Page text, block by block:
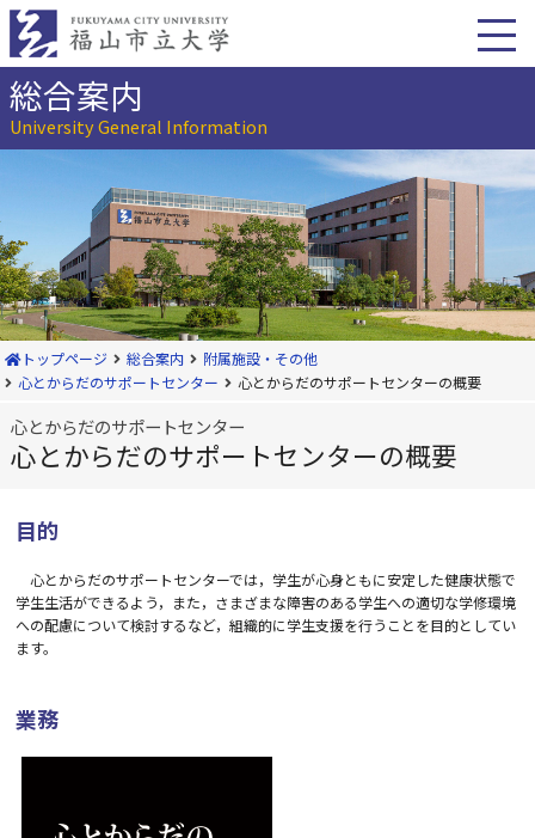
本
へ
動総合案内
University General Information
トップページ 総合案内
附属施設・その他
心とからだのサポートセンター
心とからだのサポートセンターの概要
心とからだのサポートセンター
心とからだのサポートセンターの概要
目的
心とからだのサポートセンターでは，学生が心身ともに安定した健康状態で
学生生活ができるよう，また，さまざまな障害のある学生への適切な学修環境
への配慮について検討するなど，組織的に学生支援を行うことを目的としてい
ます。
業務